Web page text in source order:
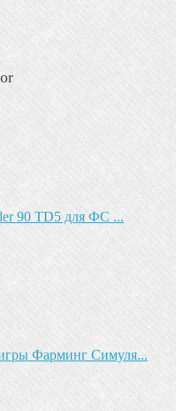
90 TD5 для ФС ...
Фарминг Симуля...